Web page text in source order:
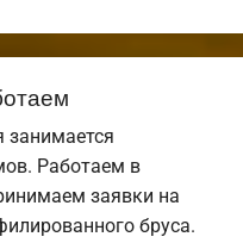
занимается
Работаем в
заявки на
бруса.